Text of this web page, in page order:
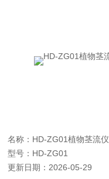
名称：HD-ZG01植物茎流仪
型号：HD-ZG01
更新日期：2026-05-29